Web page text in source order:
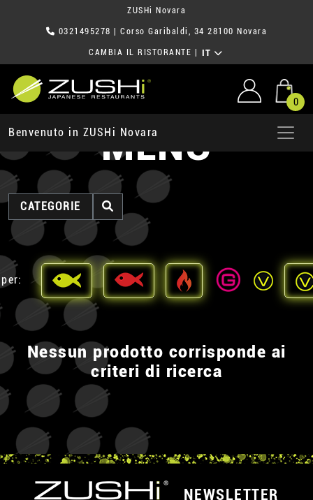
ZUSHi Novara
0321495278 | Corso Garibaldi, 34 28100 Novara
CAMBIA IL RISTORANTE IT
0
Benvenuto in ZUSHi NovaraMENU
CATEGORIE
Nessun prodotto corrisponde ai
criteri di ricerca
NEWSLETTER